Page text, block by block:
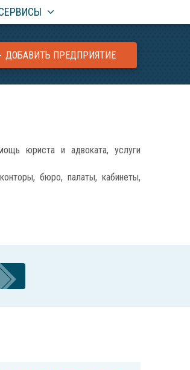
ДОБАВИТЬ ПРЕДПРИЯТИЕ
юриста и адвоката, услуги
бюро, палаты, кабинеты,